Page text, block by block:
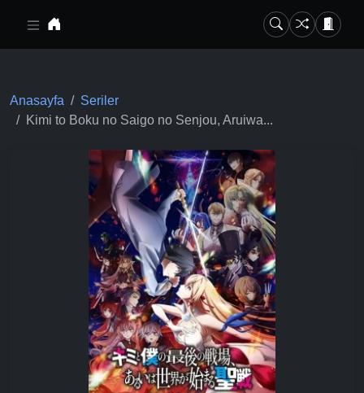
Anasayfa
Seriler
Kimi to Boku no Saigo no Senjou, Aruiwa...